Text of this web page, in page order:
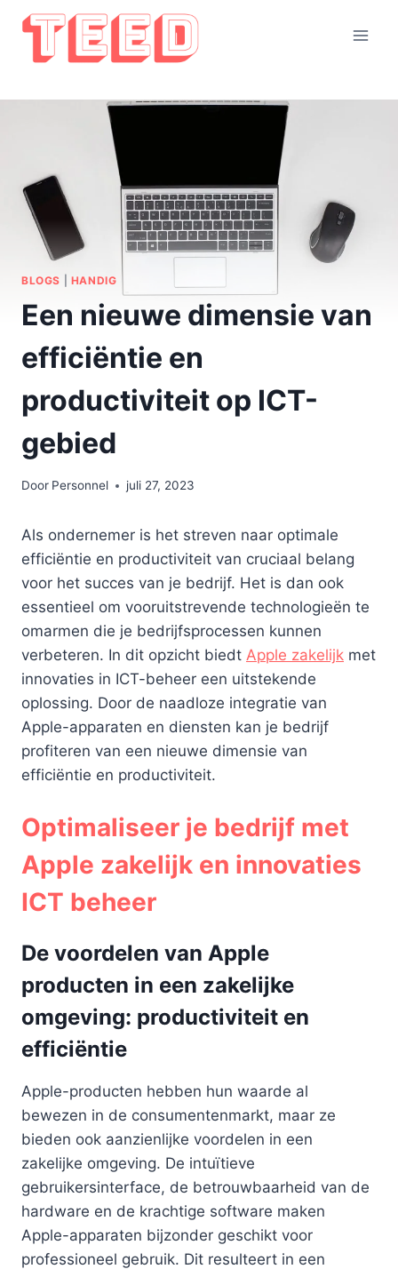
Doorgaan
naar
inhoud
BLOGS HANDIG
Een nieuwe dimensie van
efficiëntie en
productiviteit op ICT-
gebied
Door Personnel juli 27, 2023
Als ondernemer is het streven naar optimale
efficiëntie en productiviteit van cruciaal belang
voor het succes van je bedrijf. Het is dan ook
essentieel om vooruitstrevende technologieën te
omarmen die je bedrijfsprocessen kunnen
verbeteren. In dit opzicht biedt Apple zakelijk met
innovaties in ICT-beheer een uitstekende
oplossing. Door de naadloze integratie van
Apple-apparaten en diensten kan je bedrijf
profiteren van een nieuwe dimensie van
efficiëntie en productiviteit.
Optimaliseer je bedrijf met
Apple zakelijk en innovaties
ICT beheer
De voordelen van Apple
producten in een zakelijke
omgeving: productiviteit en
efficiëntie
Apple-producten hebben hun waarde al
bewezen in de consumentenmarkt, maar ze
bieden ook aanzienlijke voordelen in een
zakelijke omgeving. De intuïtieve
gebruikersinterface, de betrouwbaarheid van de
hardware en de krachtige software maken
Apple-apparaten bijzonder geschikt voor
professioneel gebruik. Dit resulteert in een